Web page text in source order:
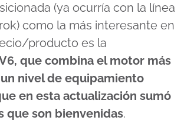
(ya ocurría con la línea
como la más interesante en
producto es la
que combina el motor más
nivel de equipamiento
en esta actualización sumó
que son bienvenidas.